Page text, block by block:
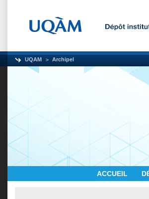
UQAM Archipel
ACCUEIL